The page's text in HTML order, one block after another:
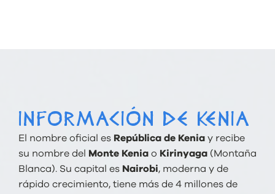
INFORMACIÓN DE KENIA
El nombre oficial es República de Kenia y recibe
su nombre del Monte Kenia o Kirinyaga (Montaña
Blanca). Su capital es Nairobi, moderna y de
rápido crecimiento, tiene más de 4 millones de